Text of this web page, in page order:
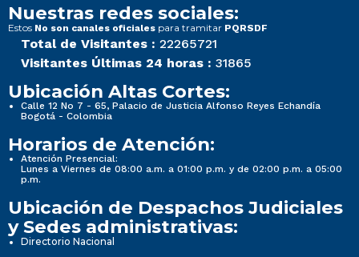
Nuestras redes sociales:
Estos No son canales oficiales para tramitar PQRSDF
Total de Visitantes : 22265721
Visitantes Últimas 24 horas : 31865
Ubicación Altas Cortes:
Calle 12 No 7 - 65, Palacio de Justicia Alfonso Reyes Echandía
Bogotá - Colombia
Horarios de Atención:
Atención Presencial:
Lunes a Viernes de 08:00 a.m. a 01:00 p.m. y de 02:00 p.m. a 05:00
p.m.
Ubicación de Despachos Judiciales
y Sedes administrativas:
Directorio Nacional